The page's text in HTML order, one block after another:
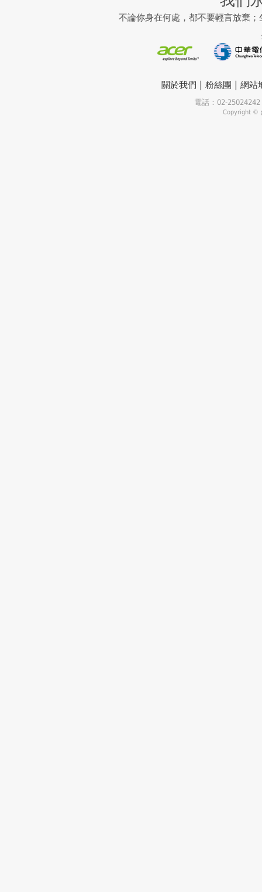
不論你身在何處，都不要輕言放棄
關於我們 | 粉絲團 | 網站
電話：02-
Copyright ©